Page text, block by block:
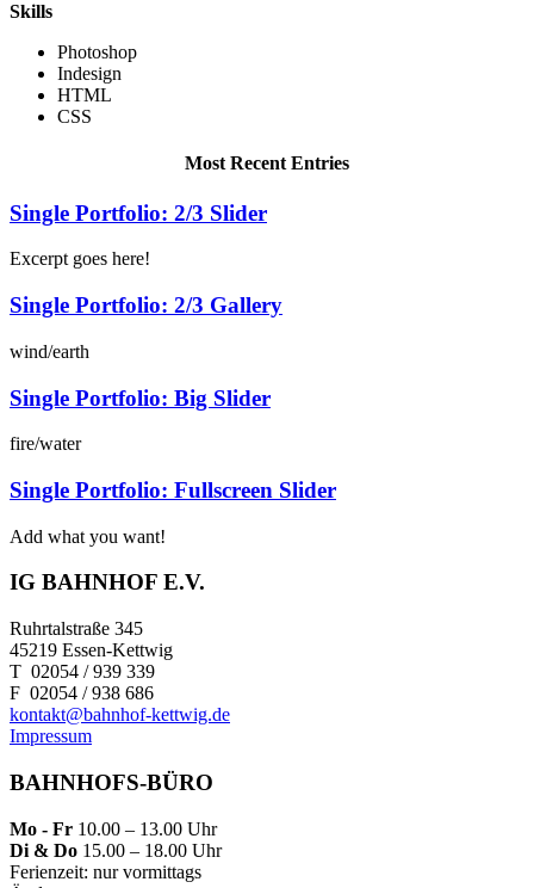
Skills
Photoshop
Indesign
HTML
CSS
Most Recent Entries
Single Portfolio: 2/3 Slider
Excerpt goes here!
Single Portfolio: 2/3 Gallery
wind/earth
Single Portfolio: Big Slider
fire/water
Single Portfolio: Fullscreen Slider
Add what you want!
IG BAHNHOF E.V.
Ruhrtalstraße 345
45219 Essen-Kettwig
T 02054 / 939 339
F 02054 / 938 686
kontakt@bahnhof-kettwig.de
Impressum
BAHNHOFS-BÜRO
Mo - Fr 10.00 – 13.00 Uhr
Di & Do 15.00 – 18.00 Uhr
Ferienzeit: nur vormittags